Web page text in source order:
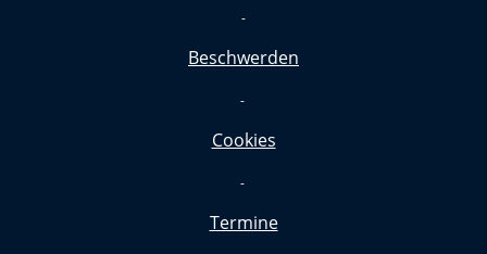
-
Beschwerden
-
Cookies
-
Termine